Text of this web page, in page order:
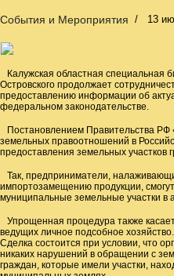
События и Мероприятия 13
Калужская областная специальная
Островского продолжает
предоставлению информации об
федеральном законодательстве.
Постановлением Правительства РФ
земельных правоотношений в
предоставления земельных участков
Так, предприниматели,
импортозамещению продукции,
муниципальные земельные участки в
Упрощенная процедура также
ведущих личное подсобное хозяйство.
Сделка состоится при условии, что
никаких нарушений в обращении с
граждан, которые имели участки,